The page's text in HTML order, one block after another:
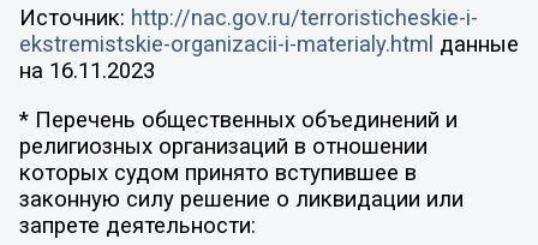
Источник: http://nac.gov.ru/terroristicheskie-i-
ekstremistskie-organizacii-i-materialy.html данные
на 16.11.2023
* Перечень общественных объединений и
религиозных организаций в отношении
которых судом принято вступившее в
законную силу решение о ликвидации или
запрете деятельности: